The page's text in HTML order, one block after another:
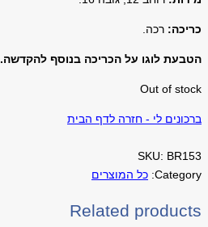
כריכה: רכה.
הטבעת לוגו על הכריכה בנוסף להקדשה.
Out of stock
ברכונים לי - חזרה לדף הבית
SKU: BR153
Category: כל המוצרים
Related products